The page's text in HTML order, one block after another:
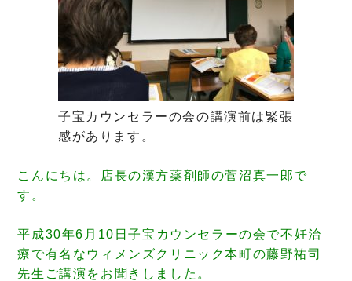
子宝カウンセラーの会の講演前は緊張
感があります。
こんにちは。店長の漢方薬剤師の菅沼真一郎で
す。
平成30年6月10日子宝カウンセラーの会で不妊治
療で有名なウィメンズクリニック本町の藤野祐司
先生ご講演をお聞きしました。